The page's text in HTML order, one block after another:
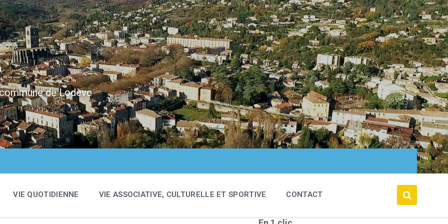
de Lodève
VIE QUOTIDIENNE VIE ASSOCIATIVE, CULTURELLE ET SPORTIVE CONTACT